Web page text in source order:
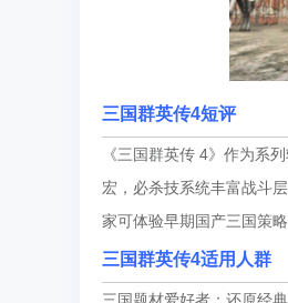
三国群英传4短评
《三国群英传 4》作为系
宏，必杀技系统丰富战斗
家可体验早期国产三国策
三国群英传4适用人群